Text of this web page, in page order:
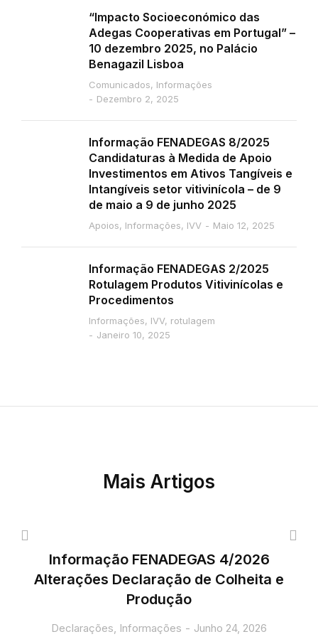
“Impacto Socioeconómico das
Adegas Cooperativas em Portugal” –
10 dezembro 2025, no Palácio
Benagazil Lisboa
Comunicados, Informações
Dezembro 2, 2025
Informação FENADEGAS 8/2025
Candidaturas à Medida de Apoio
Investimentos em Ativos Tangíveis e
Intangíveis setor vitivinícola – de 9
de maio a 9 de junho 2025
Apoios, Informações, IVV Maio 12, 2025
Informação FENADEGAS 2/2025
Rotulagem Produtos Vitivinícolas e
Procedimentos
Informações, IVV, rotulagem
Janeiro 10, 2025
Mais Artigos
Informação FENADEGAS 4/2026
Alterações Declaração de Colheita e
Produção
Declarações, Informações Junho 24, 2026